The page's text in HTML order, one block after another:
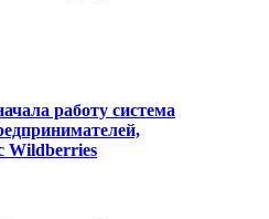
работу система
Wildberries